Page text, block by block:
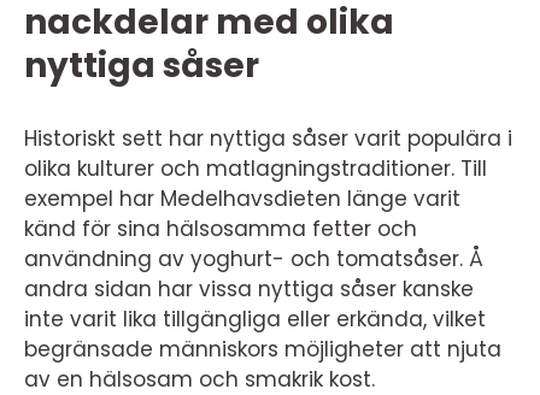
nackdelar med olika
nyttiga såser
Historiskt sett har nyttiga såser varit populära i
olika kulturer och matlagningstraditioner. Till
exempel har Medelhavsdieten länge varit
känd för sina hälsosamma fetter och
användning av yoghurt- och tomatsåser. Å
andra sidan har vissa nyttiga såser kanske
inte varit lika tillgängliga eller erkända, vilket
begränsade människors möjligheter att njuta
av en hälsosam och smakrik kost.